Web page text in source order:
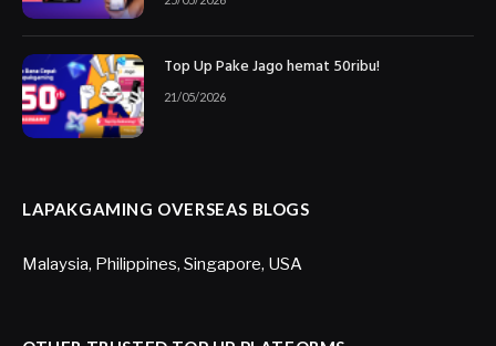
Top Up Pake Jago hemat 50ribu!
21/05/2026
LAPAKGAMING OVERSEAS BLOGS
Malaysia, Philippines, Singapore, USA